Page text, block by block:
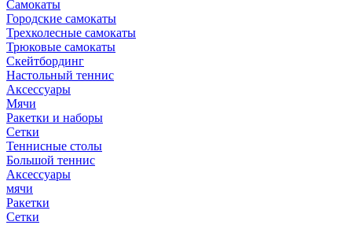
Самокаты
Городские самокаты
Трехколесные самокаты
Трюковые самокаты
Скейтбординг
Настольный теннис
Аксессуары
Мячи
Ракетки и наборы
Сетки
Теннисные столы
Большой теннис
Аксессуары
мячи
Ракетки
Сетки